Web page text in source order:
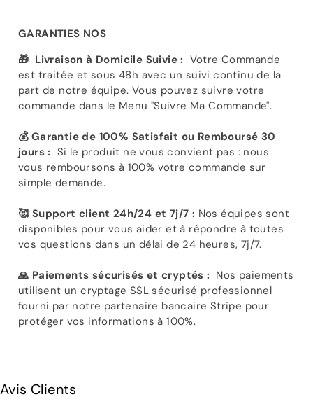
GARANTIES NOS
🎁 Livraison à Domicile Suivie : Votre Commande
est traitée et sous 48h avec un suivi continu de la
part de notre équipe. Vous pouvez suivre votre
commande dans le Menu "Suivre Ma Commande".
💰 Garantie de 100% Satisfait ou Remboursé 30
jours : Si le produit ne vous convient pas : nous
vous remboursons à 100% votre commande sur
simple demande.
🥰 Support client 24h/24 et 7j/7 : Nos équipes sont
disponibles pour vous aider et à répondre à toutes
vos questions dans un délai de 24 heures, 7j/7.
🙏 Paiements sécurisés et cryptés : Nos paiements
utilisent un cryptage SSL sécurisé professionnel
fourni par notre partenaire bancaire Stripe pour
protéger vos informations à 100%.
Avis Clients